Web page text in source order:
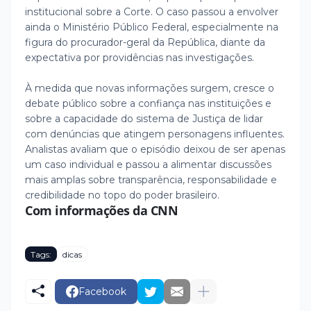
institucional sobre a Corte. O caso passou a envolver
ainda o Ministério Público Federal, especialmente na
figura do procurador-geral da República, diante da
expectativa por providências nas investigações.
À medida que novas informações surgem, cresce o
debate público sobre a confiança nas instituições e
sobre a capacidade do sistema de Justiça de lidar
com denúncias que atingem personagens influentes.
Analistas avaliam que o episódio deixou de ser apenas
um caso individual e passou a alimentar discussões
mais amplas sobre transparência, responsabilidade e
credibilidade no topo do poder brasileiro.
Com informações da CNN
Tags: dicas
Facebook